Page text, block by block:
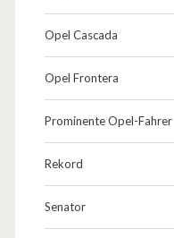
Opel Cascada
Opel Frontera
Prominente Opel-Fahrer
Rekord
Senator